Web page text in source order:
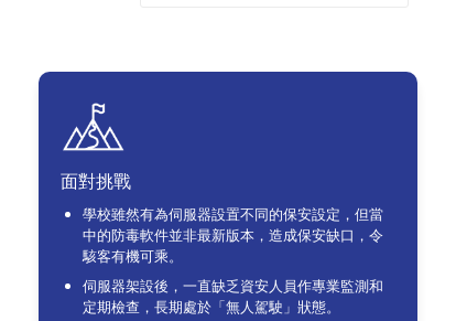
面對挑戰
學校雖然有為伺服器設置不同的保安設定，但當
中的防毒軟件並非最新版本，造成保安缺口，令
駭客有機可乘。
伺服器架設後，一直缺乏資安人員作專業監測和
定期檢查，長期處於「無人駕駛」狀態。